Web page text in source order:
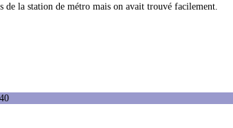
la station de métro mais on avait trouvé facilement.